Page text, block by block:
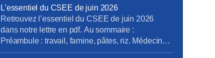
Châtillon : réaménagement du site, quels impacts
concrets pour les équipes ? Plan de départs à
SCE : où en est […]
L’essentiel du CSEE de juin 2026
Retrouvez l’essentiel du CSEE de juin 2026
dans notre lettre en pdf. Au sommaire :
Préambule : travail, famine, pâtes, riz. Médecins :
la lutte c’est class ! Le travail c’est la santé.